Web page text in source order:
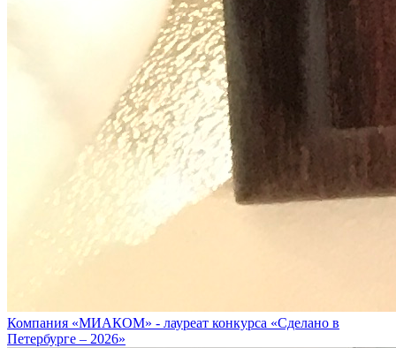
Компания «МИАКОМ» - лауреат конкурса «Сделано в
Петербурге – 2026»